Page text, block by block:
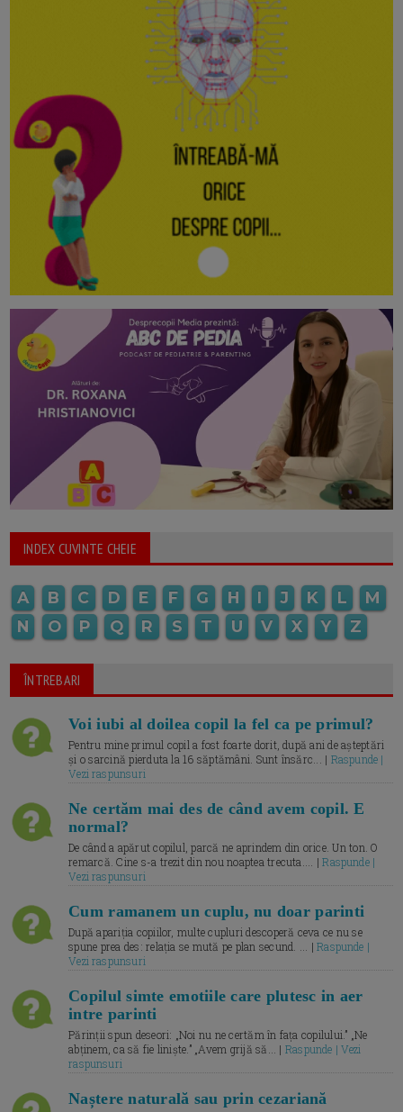
INDEX CUVINTE CHEIE
A B C D E F G H I J K L
M
N
O P Q R S T U V X Y Z
ÎNTREBARI
Voi iubi al doilea copil la fel ca pe primul?
Pentru mine primul copil a fost foarte dorit, după ani de așteptări
și o sarcină pierduta la 16 săptămâni. Sunt însărc... | Raspunde |
Vezi raspunsuri
Ne certăm mai des de când avem copil. E
normal?
De când a apărut copilul, parcă ne aprindem din orice. Un ton. O
remarcă. Cine s-a trezit din nou noaptea trecuta.... |Raspunde |
Vezi raspunsuri
Cum ramanem un cuplu, nu doar parinti
După apariția copiilor, multe cupluri descoperă ceva ce nu se
spune prea des: relația se mută pe plan secund. ... |Raspunde |
Vezi raspunsuri
Copilul simte emotiile care plutesc in aer
intre parinti
Părinții spun deseori: „Noi nu ne certăm în fața copilului.” „Ne
abținem, ca să fie liniște.” „Avem grijă să... | Raspunde | Vezi
raspunsuri
Naștere naturală sau prin cezariană